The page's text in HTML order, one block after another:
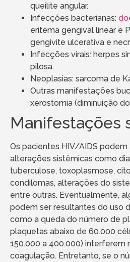
queilite angular.
Infecções bacterianas:
eritema gengival linear e
gengivite ulcerativa e
Infecções virais: herpes
pilosa.
Neoplasias: sarcoma de
Outras manifestações
xerostomia (diminuição
Manifestações
Os pacientes HIV/AIDS podem
alterações sistêmicas como
tuberculose, toxoplasmose,
condilomas, alterações do
entre outras. Eventualmente,
podem ser resultantes do uso
como a queda do número de
plaquetas abaixo de 60.000
150.000 a 400.000) interferem
coagulação. Entretanto, se o